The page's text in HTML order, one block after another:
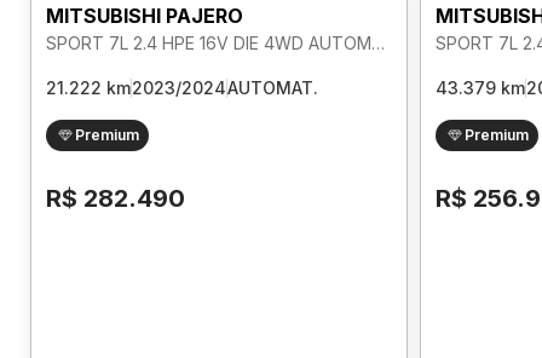
MITSUBISHI PAJERO
SPORT 7L 2.4 HPE 16V DIE 4WD AUTOMATICO
21.222 km2023/2024AUTOMAT.
Premium
R$ 282.490
43.379 km
Premium
R$